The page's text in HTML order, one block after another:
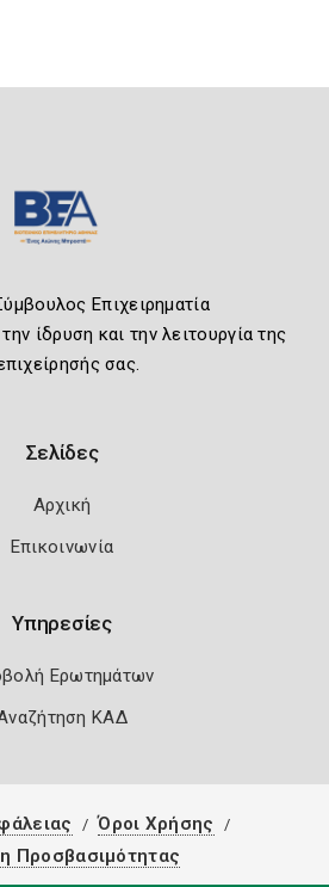
Επιχειρηματία
ίδρυση και την λειτουργία της
σας.
Σελίδες
Αρχική
Επικοινωνία
Υπηρεσίες
Ερωτημάτων
ΚΑΔ
Όροι Χρήσης
Προσβασιμότητας